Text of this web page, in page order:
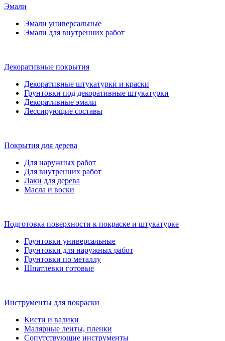
Эмали
Эмали универсальные
Эмали для внутренних работ
Декоративные покрытия
Декоративные штукатурки и краски
Грунтовки под декоративные штукатурки
Декоративные эмали
Лессирующие составы
Покрытия для дерева
Для наружных работ
Для внутренних работ
Лаки для дерева
Масла и воски
Подготовка поверхности к покраске и штукатурке
Грунтовки универсальные
Грунтовки для наружных работ
Грунтовки по металлу
Шпатлевки готовые
Инструменты для покраски
Кисти и валики
Малярные ленты, пленки
Сопутствующие инструменты